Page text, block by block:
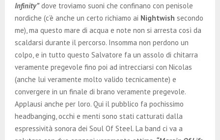
Infinity”dove troviamo suoni che confinano con penisole
nordiche (c’è anche un certo richiamo ai Nightwish secondo
me), ma questo mare di acqua e note non si arresta così da
scaldarsi durante il percorso. Insomma non perdono un
colpo, e in tutto questo Salvatore fa un assolo di chitarra
veramente pregevole fino poi ad intrecciarsi con Nicolas
(anche lui veramente molto valido tecnicamente) e
convergere in un finale di brano veramente pregevole.
Applausi anche per loro. Qui il pubblico fa pochissimo
headbanging, occhi e menti sono stati catturati dalla
espressività sonora dei Soul Of Steel. La band ci va a